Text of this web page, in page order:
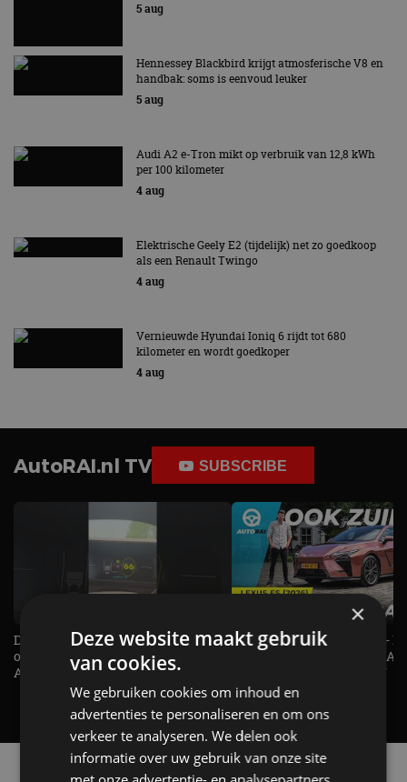
5 aug
Hennessey Blackbird krijgt atmosferische V8 en
handbak: soms is eenvoud leuker
5 aug
Audi A2 e-Tron mikt op verbruik van 12,8 kWh
per 100 kilometer
4 aug
Elektrische Geely E2 (tijdelijk) net zo goedkoop
als een Renault Twingo
4 aug
Vernieuwde Hyundai Ioniq 6 rijdt tot 680
kilometer en wordt goedkoper
4 aug
AutoRAI.nl TV SUBSCRIBE
De Renault Twingo heeft een
opvallende snelheidsmeter! -
AutoRAI TV
De perfecte (gezins)taxi? -
ES500e (2026) - REVIEW -
UITGELEGD! - AutoRAI TV
Alle automerken
×
Deze website maakt gebruik
van cookies.
We gebruiken cookies om inhoud en
advertenties te personaliseren en om ons
verkeer te analyseren. We delen ook
informatie over uw gebruik van onze site